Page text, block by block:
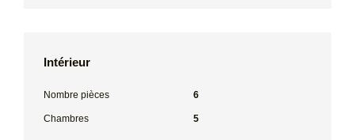
Intérieur
Nombre pièces 6
Chambres 5